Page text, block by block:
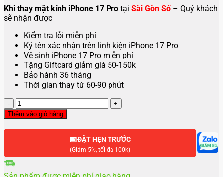
Khi thay mặt kính iPhone 17 Pro tại Sài Gòn Số– Quý khách
sẽ nhận được
Kiểm tra lỗi miễn phí
Ký tên xác nhận trên linh kiện iPhone 17 Pro
Vệ sinh iPhone 17 Pro miễn phí
Tặng Giftcard giảm giá 50-150k
Bảo hành 36 tháng
Thời gian thay từ 60-90 phút
Thay
mặt
kính
iPhone
số
Thêm vào giỏ hàng
📅ĐẶT HẸN TRƯỚC
(Giảm 5%, tối đa 100k)